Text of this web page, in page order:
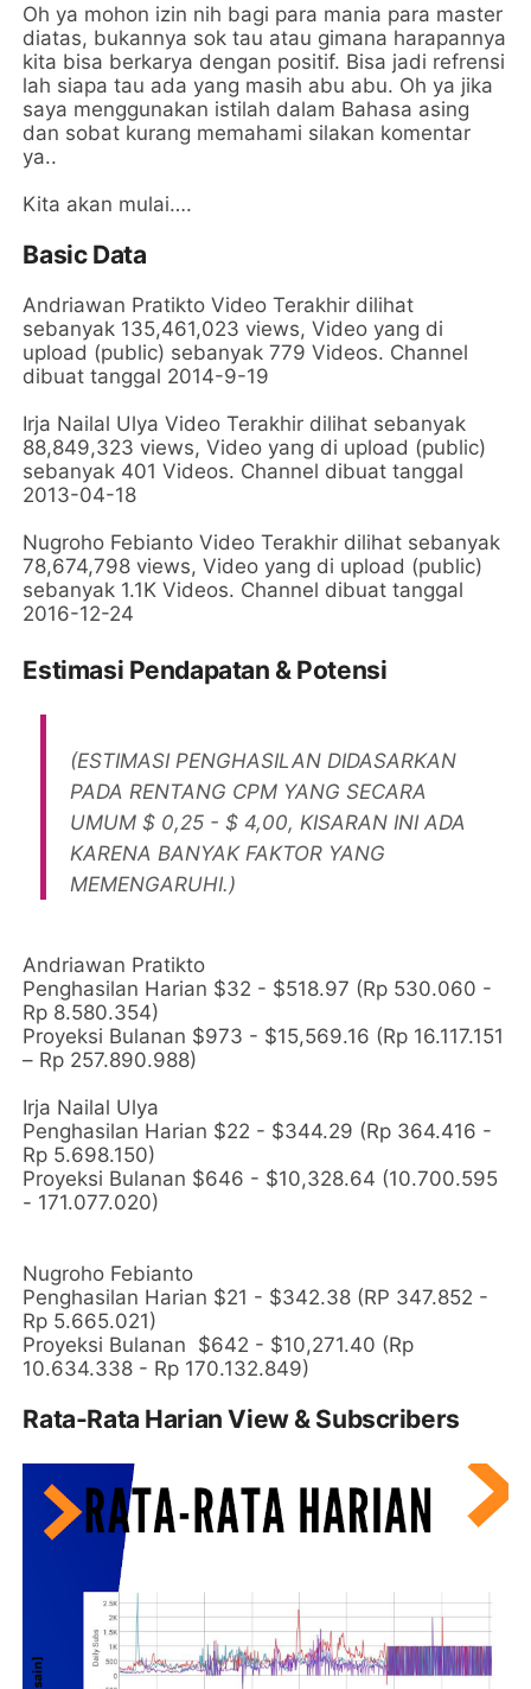
Oh ya mohon izin nih bagi para mania para master
diatas, bukannya sok tau atau gimana harapannya
kita bisa berkarya dengan positif. Bisa jadi refrensi
lah siapa tau ada yang masih abu abu. Oh ya jika
saya menggunakan istilah dalam Bahasa asing
dan sobat kurang memahami silakan komentar
ya..
Kita akan mulai….
Basic Data
Andriawan Pratikto Video Terakhir dilihat
sebanyak 135,461,023 views, Video yang di
upload (public) sebanyak 779 Videos. Channel
dibuat tanggal 2014-9-19
Irja Nailal Ulya Video Terakhir dilihat sebanyak
88,849,323 views, Video yang di upload (public)
sebanyak 401 Videos. Channel dibuat tanggal
2013-04-18
Nugroho Febianto Video Terakhir dilihat sebanyak
78,674,798 views, Video yang di upload (public)
sebanyak 1.1K Videos. Channel dibuat tanggal
2016-12-24
Estimasi Pendapatan & Potensi
(ESTIMASI PENGHASILAN DIDASARKAN
PADA RENTANG CPM YANG SECARA
UMUM $ 0,25 - $ 4,00, KISARAN INI ADA
KARENA BANYAK FAKTOR YANG
MEMENGARUHI.)
Andriawan Pratikto
Penghasilan Harian $32 - $518.97 (Rp 530.060 -
Rp 8.580.354)
Proyeksi Bulanan $973 - $15,569.16 (Rp 16.117.151
– Rp 257.890.988)
Irja Nailal Ulya
Penghasilan Harian $22 - $344.29 (Rp 364.416 -
Rp 5.698.150)
Proyeksi Bulanan $646 - $10,328.64 (10.700.595
- 171.077.020)
Nugroho Febianto
Penghasilan Harian $21 - $342.38 (RP 347.852 -
Rp 5.665.021)
Proyeksi Bulanan $642 - $10,271.40 (Rp
10.634.338 - Rp 170.132.849)
Rata-Rata Harian View & Subscribers